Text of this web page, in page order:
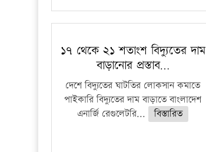
১৭ থেকে ২১ শতাংশ বিদ্যুতের দাম
বাড়ানোর প্রস্তাব…
দেশে বিদ্যুতের ঘাটতির লোকসান কমাতে
পাইকারি বিদ্যুতের দাম বাড়াতে বাংলাদেশ
এনার্জি রেগুলেটরি...
বিস্তারিত